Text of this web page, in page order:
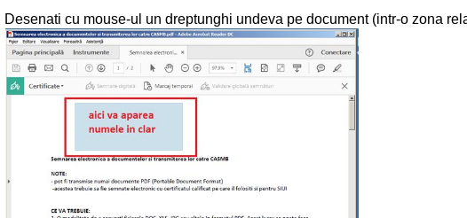
Desenati cu mouse-ul un dreptunghi undeva pe document (intr-o zona